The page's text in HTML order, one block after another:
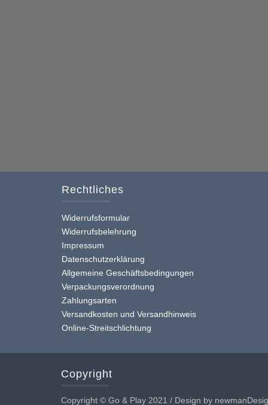
Rechtliches
Widerrufsformular
Widerrufsbelehrung
Impressum
Datenschutzerklärung
Allgemeine Geschäftsbedingungen
Verpackungsverordnung
Zahlungsarten
Versandkosten und Versandhinweis
Online-Streitschlichtung
Copyright
Copyright © Go & Play 2021 / Design by